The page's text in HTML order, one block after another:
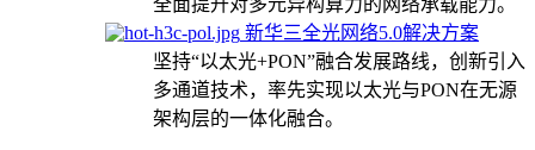
新华三全光网络5.0解决方案
坚持“以太光+PON”融合发展路线，创新引入
多通道技术，率先实现以太光与PON在无源
架构层的一体化融合。